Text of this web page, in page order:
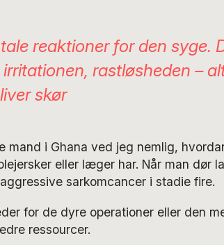
reaktioner for den syge.
rastløsheden –
skør
mand i Ghana ved jeg nemlig,
eller læger har. Når man dør
sarkomcancer i stadie fire.
for de dyre operationer eller den
ressourcer.